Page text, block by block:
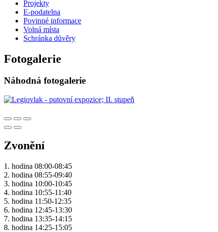
Projekty
E-podatelna
Povinné informace
Volná místa
Schránka důvěry
Fotogalerie
Náhodná fotogalerie
Zvonění
1. hodina 08:00-08:45
2. hodina 08:55-09:40
3. hodina 10:00-10:45
4. hodina 10:55-11:40
5. hodina 11:50-12:35
6. hodina 12:45-13:30
7. hodina 13:35-14:15
8. hodina 14:25-15:05